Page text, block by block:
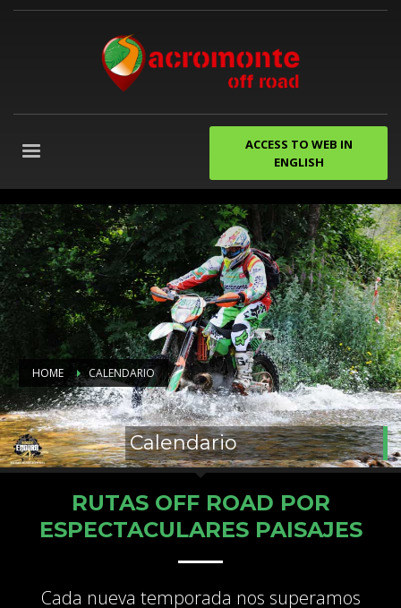
ACCESS TO WEB IN
ENGLISH
despedidas
de
soltero
gijon
Agencia
de
Marketing
Digital
Granada
HOME CALENDARIO
Calendario
RUTAS OFF ROAD POR
ESPECTACULARES PAISAJES
Cada nueva temporada nos superamos